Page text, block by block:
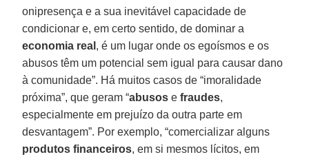
onipresença e a sua inevitável capacidade de
condicionar e, em certo sentido, de dominar a
economia real , é um lugar onde os egoísmos e os
abusos têm um potencial sem igual para causar dano
à comunidade”. Há muitos casos de “imoralidade
próxima”, que geram “abusos e fraudes,
especialmente em prejuízo da outra parte em
desvantagem”. Por exemplo, “comercializar alguns
produtos financeiros, em si mesmos lícitos, em